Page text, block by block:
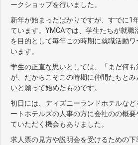
ークショップを行いました。
新年が始まったばかりですが、すでに1
ています。YMCAでは、学生たちが就職
を目的として毎年この時期に就職活動
います。
学生の正直な思いとしては、「まだ何
が、だからこそこの時期に仲間たちと
いと願って始めたものです。
初日には、ディズニーランドホテルな
ートホテルズの人事の方に会社のの概
ていただく機会もありました。
求人票の見方や説明会を受けるための